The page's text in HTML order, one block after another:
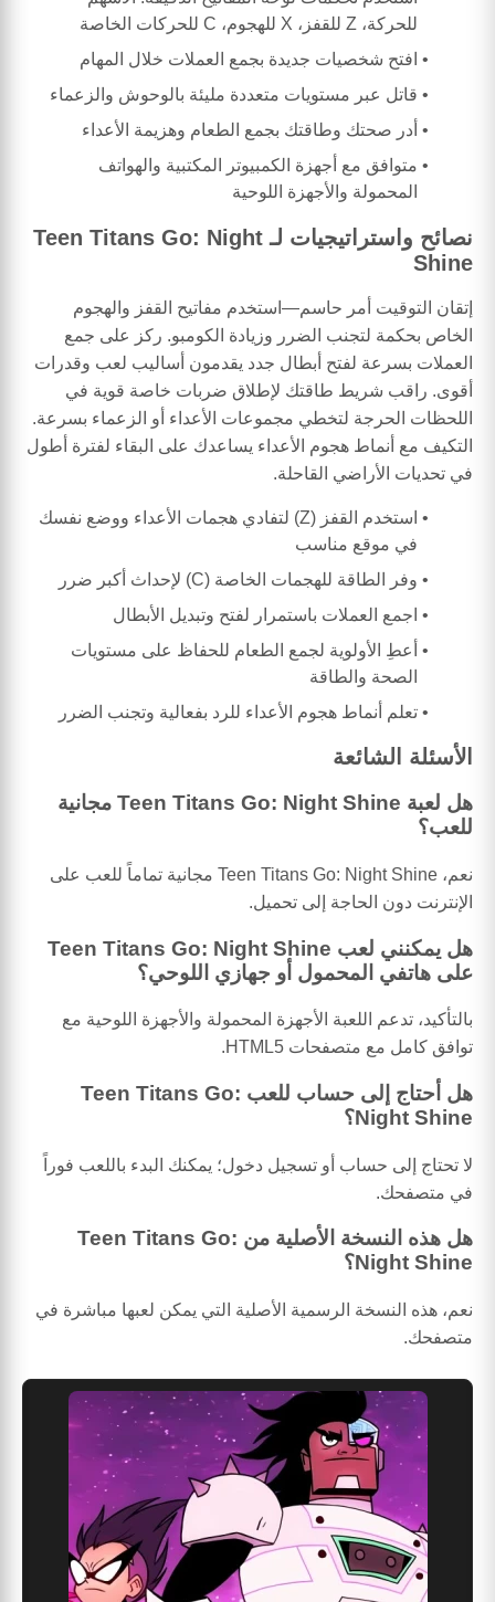
للحركة، Z للقفز، X للهجوم، C للحركات الخاصة
افتح شخصيات جديدة بجمع العملات خلال المهام
قاتل عبر مستويات متعددة مليئة بالوحوش والزعماء
أدر صحتك وطاقتك بجمع الطعام وهزيمة الأعداء
متوافق مع أجهزة الكمبيوتر المكتبية والهواتف
المحمولة والأجهزة اللوحية
نصائح واستراتيجيات لـ Teen Titans Go: Night
Shine
إتقان التوقيت أمر حاسم—استخدم مفاتيح القفز والهجوم
الخاص بحكمة لتجنب الضرر وزيادة الكومبو. ركز على جمع
العملات بسرعة لفتح أبطال جدد يقدمون أساليب لعب وقدرات
أقوى. راقب شريط طاقتك لإطلاق ضربات خاصة قوية في
اللحظات الحرجة لتخطي مجموعات الأعداء أو الزعماء بسرعة.
التكيف مع أنماط هجوم الأعداء يساعدك على البقاء لفترة أطول
في تحديات الأراضي القاحلة.
استخدم القفز (Z) لتفادي هجمات الأعداء ووضع نفسك
في موقع مناسب
وفر الطاقة للهجمات الخاصة (C) لإحداث أكبر ضرر
اجمع العملات باستمرار لفتح وتبديل الأبطال
أعطِ الأولوية لجمع الطعام للحفاظ على مستويات
الصحة والطاقة
تعلم أنماط هجوم الأعداء للرد بفعالية وتجنب الضرر
الأسئلة الشائعة
هل لعبة Teen Titans Go: Night Shine مجانية
للعب؟
نعم، Teen Titans Go: Night Shine مجانية تماماً للعب على
الإنترنت دون الحاجة إلى تحميل.
هل يمكنني لعب Teen Titans Go: Night Shine
على هاتفي المحمول أو جهازي اللوحي؟
بالتأكيد، تدعم اللعبة الأجهزة المحمولة والأجهزة اللوحية مع
توافق كامل مع متصفحات HTML5.
هل أحتاج إلى حساب للعب Teen Titans Go:
Night Shine؟
لا تحتاج إلى حساب أو تسجيل دخول؛ يمكنك البدء باللعب فوراً
في متصفحك.
هل هذه النسخة الأصلية من Teen Titans Go:
Night Shine؟
نعم، هذه النسخة الرسمية الأصلية التي يمكن لعبها مباشرة في
متصفحك.